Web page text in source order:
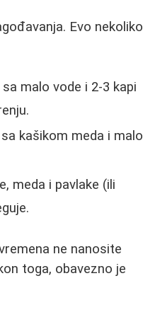
Evo nekoliko
malo vode i 2-3 kapi
kašikom meda i malo
meda i pavlake (ili
ne nanosite
toga, obavezno je